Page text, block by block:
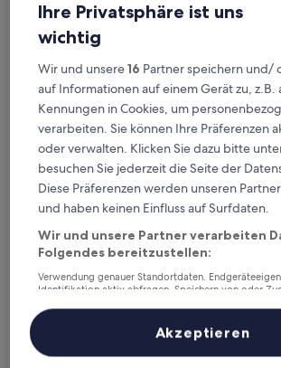
Holiday Inn Express
Station by IHG
Holiday Inn Express Nanchang West
3.5-
Sterne-
Unterkunft
Honggutan Bezirk, 0,9 km von Bahnhof
entfernt
von
10,
Wunderbar,
(7
9,2/10 Wunderbar (7 Bewertungen)
inkl.
Wanda Moments Nanchang
Ihre Privatsphäre ist uns
wichtig
Wir und unsere16 Partner speichern und/
auf Informationen auf einem Gerät zu,
Kennungen in Cookies, um
verarbeiten. Sie können Ihre Präferenzen
oder verwalten. Klicken Sie dazu bitte
besuchen Sie jederzeit die Seite der
Diese Präferenzen werden unseren
und haben keinen Einfluss auf Surfdaten.
Wir und unsere Partner verarbeiten
Folgendes bereitzustellen:
Verwendung genauer Standortdaten.
Identifikation aktiv abfragen. Speichern von oder
Inhalte, Messung von Werbeleistung und der
Zielgruppenforschung sowie Entwicklung und
Liste der Partner (Lieferanten)
Akzeptieren